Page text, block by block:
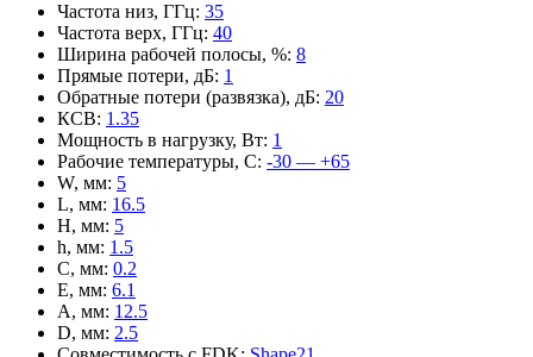
Частота низ, ГГц: 35
Частота верх, ГГц: 40
Ширина рабочей полосы, %: 8
Прямые потери, дБ: 1
Обратные потери (развязка), дБ: 20
КСВ: 1.35
Мощность в нагрузку, Вт: 1
Рабочие температуры, С: -30 — +65
W, мм: 5
L, мм: 16.5
H, мм: 5
h, мм: 1.5
C, мм: 0.2
E, мм: 6.1
A, мм: 12.5
D, мм: 2.5